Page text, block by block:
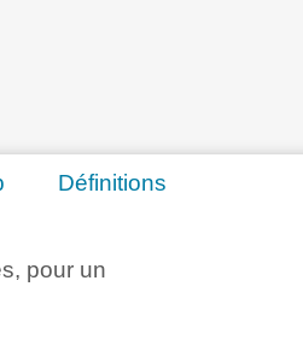
Définitions
pour un